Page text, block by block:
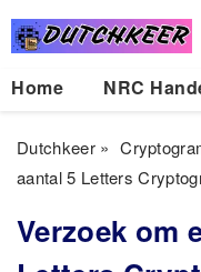
Home NRC
Dutchkeer»
aantal 5 Letters
Verzoek om